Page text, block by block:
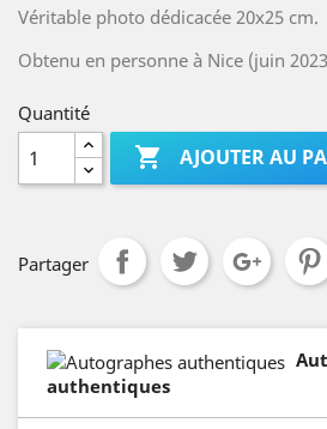
Véritable photo dédicacée 20x25 cm.
Obtenu en personne à Nice (juin
Quantité
 AJOUTER AU
Partager
authentiques